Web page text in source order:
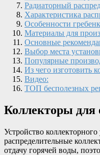
Радиаторный
Характеристика
Особенности
Материалы для
Основные
Выбор места
Популярные
Из чего изготовить
Видео:
ТОП бесполезных
Коллекторы для
Устройство
распределительные
отдачу горячей воды,